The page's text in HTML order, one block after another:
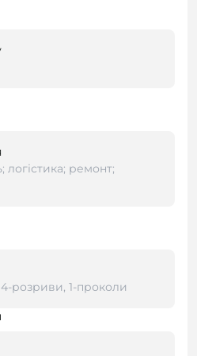
логістика; ремонт;
4-розриви, 1-проколи